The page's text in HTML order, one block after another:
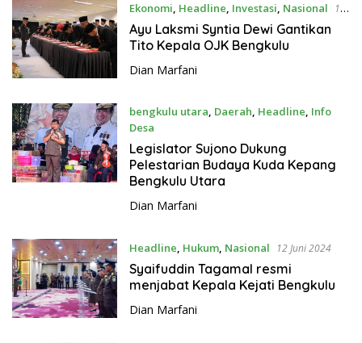
Ekonomi, Headline, Investasi, Nasional
12
Juni 2024
Ayu Laksmi Syntia Dewi Gantikan
Tito Kepala OJK Bengkulu
Dian Marfani
bengkulu utara, Daerah, Headline, Info
Desa
12 Juni 2024
Legislator Sujono Dukung
Pelestarian Budaya Kuda Kepang
Bengkulu Utara
Dian Marfani
Headline, Hukum, Nasional 12 Juni 2024
Syaifuddin Tagamal resmi
menjabat Kepala Kejati Bengkulu
Dian Marfani